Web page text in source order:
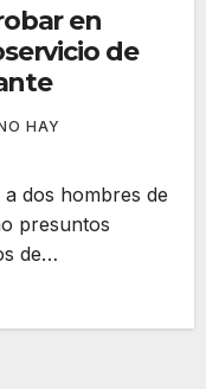
en
de
HAY
a dos hombres de
presuntos
de…